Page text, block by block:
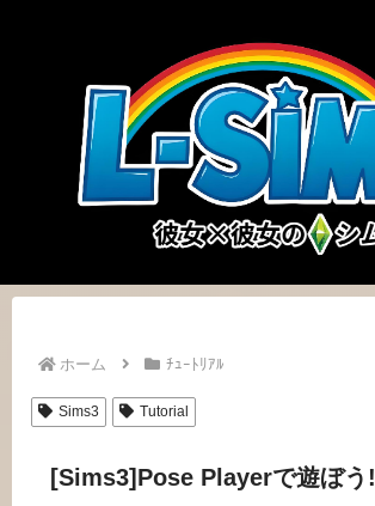
ホーム ﾁｭｰﾄﾘｱﾙ
Sims3 Tutorial
[Sims3]Pose Playerで遊ぼう!